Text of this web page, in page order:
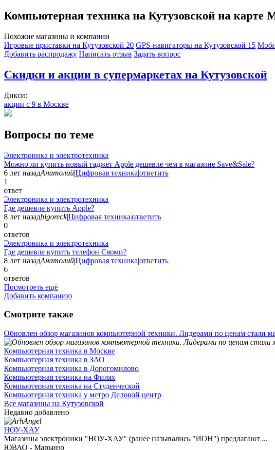
Компьютерная техника на Кутузовской на карте
Похожие магазины и компании
Игровые приставки на Кутузовской 20 GPS-навигаторы на Кутузовской 15
Добавить раcпродажу Написать отзыв Задать вопрос
Скидки и акции в супермаркетах на Кутузовской
Дикси:
акции с 9 в Москве
Вопросы по теме
Электроника и электротехника
Можно ли купить новый гаджет Apple дешевле чем в магазине Save&Sale?
6 лет назадАнатолий|Цифровая техника|ответить
1
ответ
Электроника и электротехника
Где дешевле купить Apple?
8 лет назадbigoreck|Цифровая техника|ответить
0
ответов
Электроника и электротехника
Где дешевле купить телефон Сяоми?
8 лет назадАнатолий|Цифровая техника|ответить
6
ответов
Посмотреть ещё
Добавить компанию
Смотрите также
Обновлен обзор магазинов компьютерной техники. Лидерами по ценам
Компьютерная техника в Москве
Компьютерная техника в ЗАО
Компьютерная техника в Дорогомилово
Компьютерная техника на Филях
Компьютерная техника на Студенческой
Компьютерная техника у метро Деловой центр
Все магазины на Кутузовской
Недавно добавлено
НОУ-ХАУ
Магазины электроники "НОУ-ХАУ" (ранее назывались "ИОН") предлагают ...
ЮВАО - Марьино